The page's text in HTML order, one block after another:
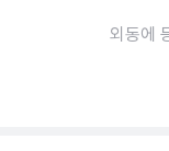
외동에